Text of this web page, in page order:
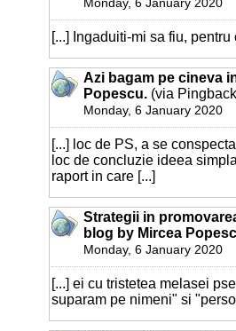
[...] Ingaduiti-mi sa fiu, pentru
Azi bagam pe cineva
Popescu. (via
Monday, 6 January 2020
[...] loc de PS, a se
loc de concluzie ideea
raport in care [...]
Strategii in
blog by Mircea
Monday, 6 January 2020
[...] ei cu tristetea melasei
suparam pe nimeni" si